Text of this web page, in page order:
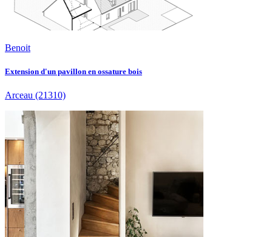
Benoit
Extension d'un pavillon en ossature bois
Arceau (21310)